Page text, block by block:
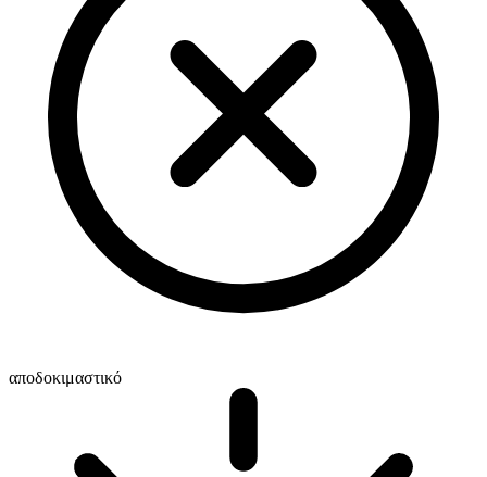
αποδοκιμαστικό